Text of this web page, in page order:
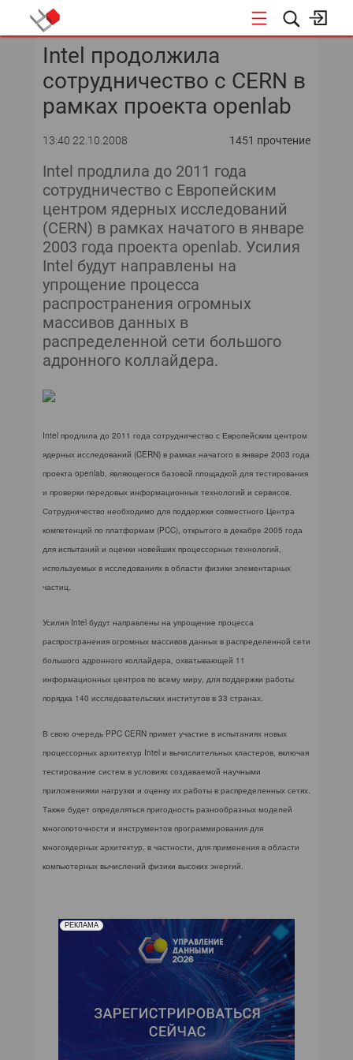
КОНФЕРЕНЦИИ
Intel продолжила
сотрудничество с CERN в
рамках проекта openlab
13:40 22.10.2008 1451 прочтение
Intel продлила до 2011 года
сотрудничество с Европейским
центром ядерных исследований
(CERN) в рамках начатого в январе
2003 года проекта openlab. Усилия
Intel будут направлены на
упрощение процесса
распространения огромных
массивов данных в
распределенной сети большого
адронного коллайдера.
Intel продлила до 2011 года сотрудничество с Европейским центром
ядерных исследований (CERN) в рамках начатого в январе 2003 года
проекта openlab, являющегося базовой площадкой для тестирования
и проверки передовых информационных технологий и сервисов.
Сотрудничество необходимо для поддержки совместного Центра
компетенций по платформам (PCC), открытого в декабре 2005 года
для испытаний и оценки новейших процессорных технологий,
используемых в исследованиях в области физики элементарных
частиц.
Усилия Intel будут направлены на упрощение процесса
распространения огромных массивов данных в распределенной сети
большого адронного коллайдера, охватывающей 11
информационных центров по всему миру, для поддержки работы
порядка 140 исследовательских институтов в 33 странах.
В свою очередь PPC CERN примет участие в испытаниях новых
процессорных архитектур Intel и вычислительных кластеров, включая
тестирование систем в условиях создаваемой научными
приложениями нагрузки и оценку их работы в распределенных сетях.
Также будет определяться пригодность разнообразных моделей
многопоточности и инструментов программирования для
многоядерных архитектур, в частности, для применения в области
компьютерных вычислений физики высоких энергий.
РЕКЛАМА